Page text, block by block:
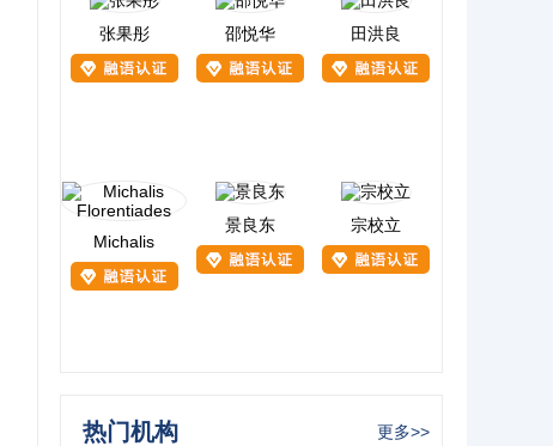
张果彤 邵悦华 田洪良
Michalis
景良东 宗校立
热门机构 更多>>